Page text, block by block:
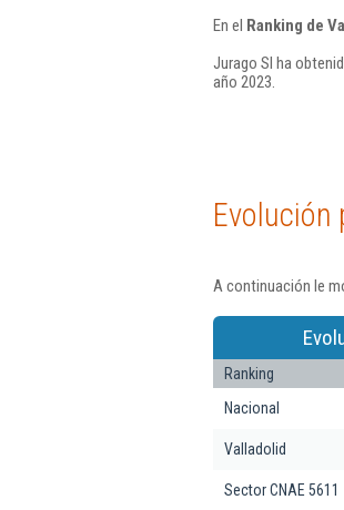
En el Ranking de
Jurago Sl ha
año 2023.
Evolución
A continuación le
Ranking
Nacional
Valladolid
Sector CNAE 5611